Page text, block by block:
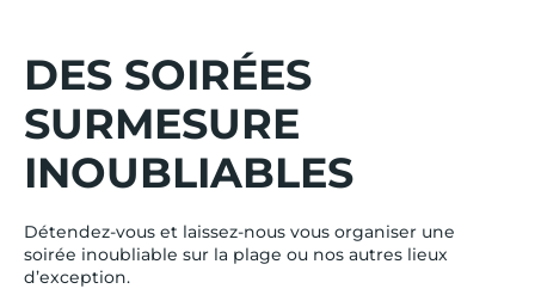
DES SOIRÉES
SURMESURE
INOUBLIABLES
Détendez-vous et laissez-nous vous organiser une
soirée inoubliable sur la plage ou nos autres lieux
d’exception.